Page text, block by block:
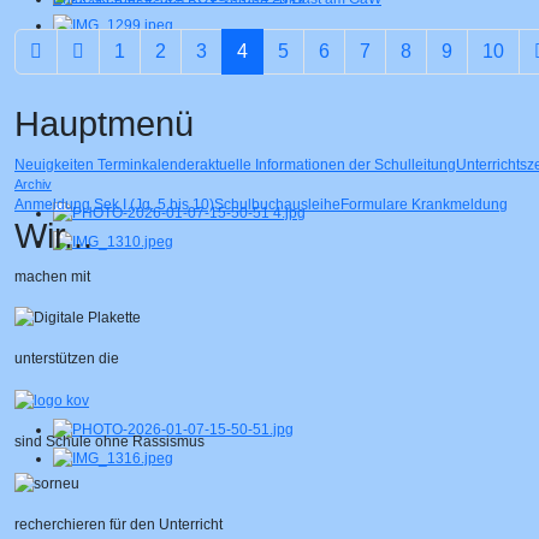
Hauptmenü
Neuigkeiten
Archiv
Terminkalenderaktuelle Informationen der Schulleitung
Anmeldung Sek I (Jg. 5 bis 10)SchulbuchausleiheFormulare Krankmeldung
Wir...
machen mit
unterstützen die
sind Schule ohne Rassismus
recherchieren für den Unterricht
1 2 3 4 5 6 7 8 9 10